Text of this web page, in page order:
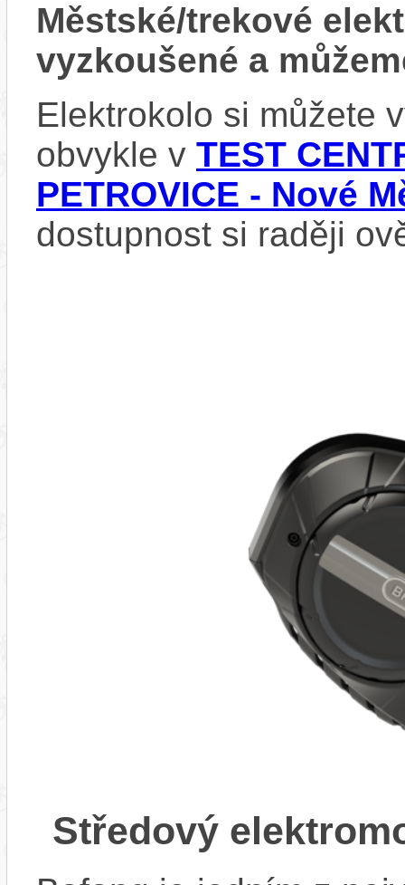
Městské/trekové
vyzkoušené a
Elektrokolo si můžete
obvykle v TEST
PETROVICE - Nové
dostupnost si raději
Středový